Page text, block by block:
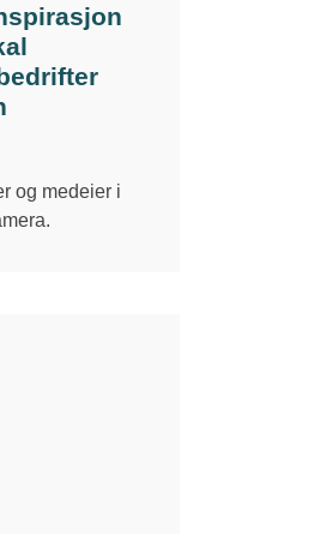
og medeier i